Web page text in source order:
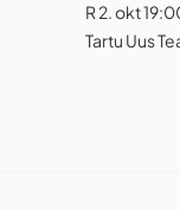
R 2. okt
Tartu Uus